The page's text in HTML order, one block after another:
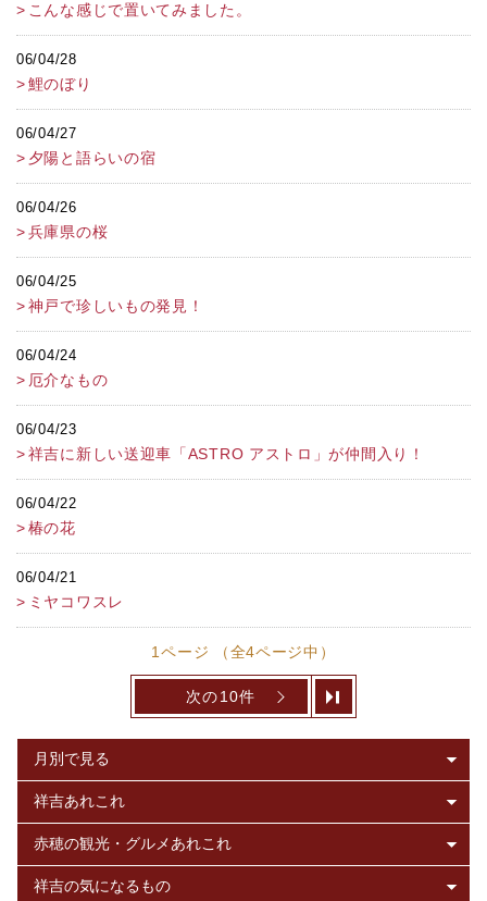
こんな感じで置いてみました。
06/04/28
鯉のぼり
06/04/27
夕陽と語らいの宿
06/04/26
兵庫県の桜
06/04/25
神戸で珍しいもの発見！
06/04/24
厄介なもの
06/04/23
祥吉に新しい送迎車「ASTRO アストロ」が仲間入り！
06/04/22
椿の花
06/04/21
ミヤコワスレ
1ページ （全4ページ中）
次の10件